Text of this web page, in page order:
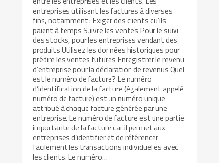
entreprises utilisent les factures à diverses
fins, notamment : Exiger des clients qu’ils
paient à temps Suivre les ventes Pour le suivi
des stocks, pour les entreprises vendant des
produits Utilisez les données historiques pour
prédire les ventes futures Enregistrer le revenu
d’entreprise pour la déclaration de revenus Quel
est le numéro de facture? Le numéro
d’identification de la facture (également appelé
numéro de facture) est un numéro unique
attribué à chaque facture générée par une
entreprise. Le numéro de facture est une partie
importante de la facture car il permet aux
entreprises d’identifier et de référencer
facilement les transactions individuelles avec
les clients. Le numéro…